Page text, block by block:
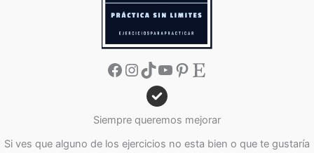
Facebook
Instagram
TikTok
YouTube
Pinterest
Etsy
Siempre queremos mejorar
Si ves que alguno de los ejercicios no esta bien o que te gustaría